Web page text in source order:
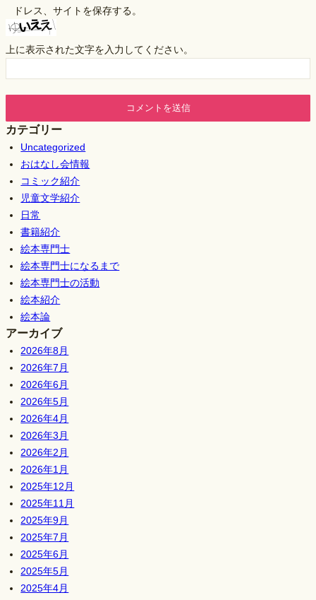
ドレス、サイトを保存する。
上に表示された文字を入力してください。
カテゴリー
Uncategorized
おはなし会情報
コミック紹介
児童文学紹介
日常
書籍紹介
絵本専門士
絵本専門士になるまで
絵本専門士の活動
絵本紹介
絵本論
アーカイブ
2026年8月
2026年7月
2026年6月
2026年5月
2026年4月
2026年3月
2026年2月
2026年1月
2025年12月
2025年11月
2025年9月
2025年7月
2025年6月
2025年5月
2025年4月